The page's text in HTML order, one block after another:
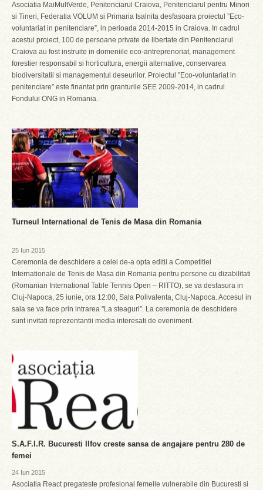
Asociatia MaiMultVerde, Penitenciarul Craiova, Penitenciarul pentru Minori
si Tineri, Federatia VOLUM si Primaria Isalnita desfasoara proiectul ”Eco-
voluntariat in penitenciare”, in perioada 2014-2015 in Craiova. In cadrul
acestui proiect, 100 de persoane private de libertate din Penitenciarul
Craiova au fost instruite in domeniile eco-antreprenoriat, management
forestier responsabil si horticultura, energii alternative, conservarea
biodiversitatii si managementul deseurilor. Proiectul ”Eco-voluntariat in
penitenciare” este finantat prin granturile SEE 2009-2014, in cadrul
Fondului ONG in Romania.
Turneul International de Tenis de Masa din Romania
25 Iun 2015
Ceremonia de deschidere a celei de-a opta editii a Competitiei
Internationale de Tenis de Masa din Romania pentru persone cu dizabilitati
(Romanian International Table Tennis Open – RITTO), se va desfasura in
Cluj-Napoca, 25 iunie, ora 12:00, Sala Polivalenta, Cluj-Napoca. Accesul in
sala se va face prin intrarea "La steaguri”. La ceremonia de deschidere
sunt invitati reprezentantii media interesati de eveniment.
S.A.F.I.R. Bucuresti Ilfov creste sansa de angajare pentru 280 de
femei
24 Iun 2015
Asociatia React pregateste profesional femeile vulnerabile din Bucuresti si